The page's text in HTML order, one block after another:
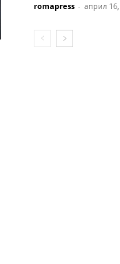
romapress - април